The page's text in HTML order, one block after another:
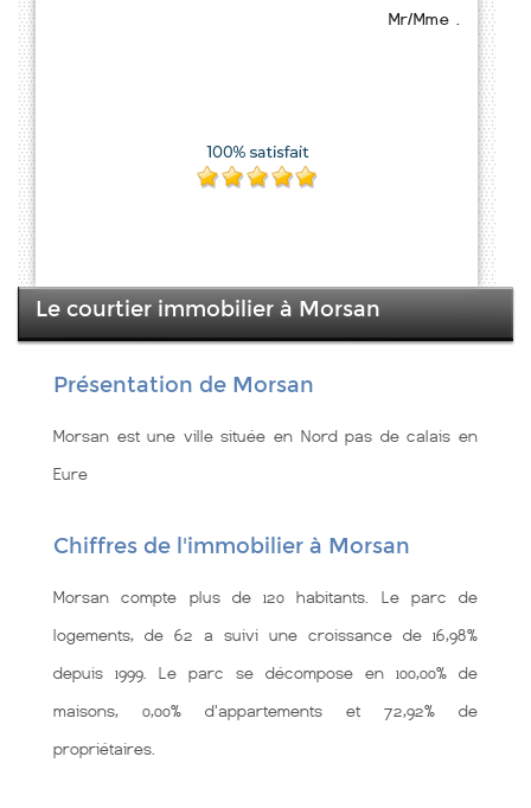
Mr/Mme .
Le courtier immobilier à Morsan
Présentation de Morsan
Morsan est une ville située en Nord pas de calais en
Eure
Chiffres de l'immobilier à Morsan
Morsan compte plus de 120 habitants. Le parc de
logements, de 62 a suivi une croissance de 16,98%
depuis 1999. Le parc se décompose en 100,00% de
maisons, 0,00% d'appartements et 72,92% de
propriétaires.